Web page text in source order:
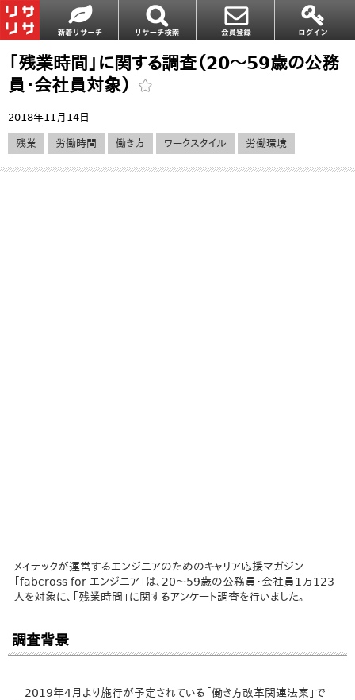
「残業時間」に関する調査（20～59歳の公務
員・会社員対象）
2018年11月14日
残業 労働時間 働き方 ワークスタイル 労働環境
メイテックが運営するエンジニアのためのキャリア応援マガジン
「fabcross for エンジニア」は、20～59歳の公務員・会社員1万123
人を対象に、「残業時間」に関するアンケート調査を行いました。
調査背景
2019年4月より施行が予定されている「働き方改革関連法案」で